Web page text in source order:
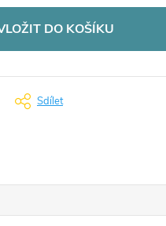
DO KOŠÍKU
Sdílet